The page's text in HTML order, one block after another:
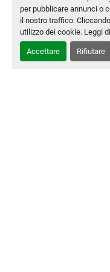
per pubblicare annunci o
il nostro traffico.
utilizzo dei cookie. Leggi
Accettare Rifiutare
Modello
Numero di magazzino